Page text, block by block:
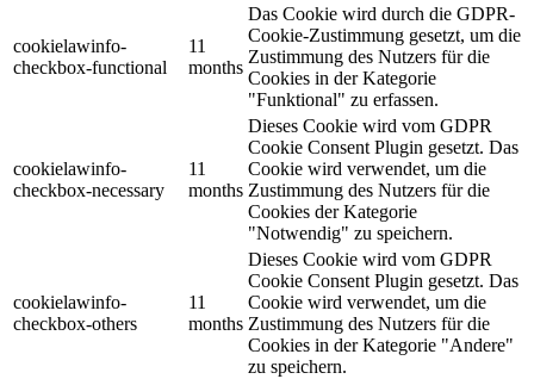
cookielawinfo-
checkbox-functional
11
months
Das Cookie wird durch die GDPR-
Cookie-Zustimmung gesetzt, um die
Zustimmung des Nutzers für die
Cookies in der Kategorie
"Funktional" zu erfassen.
cookielawinfo-
checkbox-necessary
11
months
Dieses Cookie wird vom GDPR
Cookie Consent Plugin gesetzt. Das
Cookie wird verwendet, um die
Zustimmung des Nutzers für die
Cookies der Kategorie
"Notwendig" zu speichern.
cookielawinfo-
checkbox-others
11
months
Dieses Cookie wird vom GDPR
Cookie Consent Plugin gesetzt. Das
Cookie wird verwendet, um die
Zustimmung des Nutzers für die
Cookies in der Kategorie "Andere"
zu speichern.